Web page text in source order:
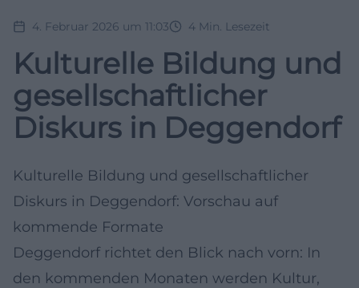
4. Februar 2026 um 11:03 4 Min. Lesezeit
Kulturelle Bildung und
gesellschaftlicher
Diskurs in Deggendorf
Kulturelle Bildung und gesellschaftlicher
Diskurs in Deggendorf: Vorschau auf
kommende Formate
Deggendorf richtet den Blick nach vorn: In
den kommenden Monaten werden Kultur,